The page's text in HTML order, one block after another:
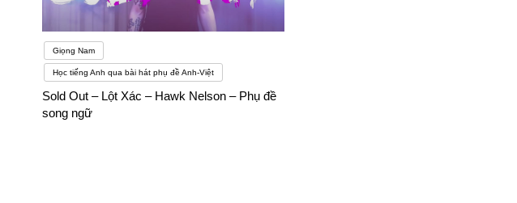
Giọng Nam
Học tiếng Anh qua bài hát phụ đề Anh-Việt
Sold Out – Lột Xác – Hawk Nelson – Phụ đề
song ngữ